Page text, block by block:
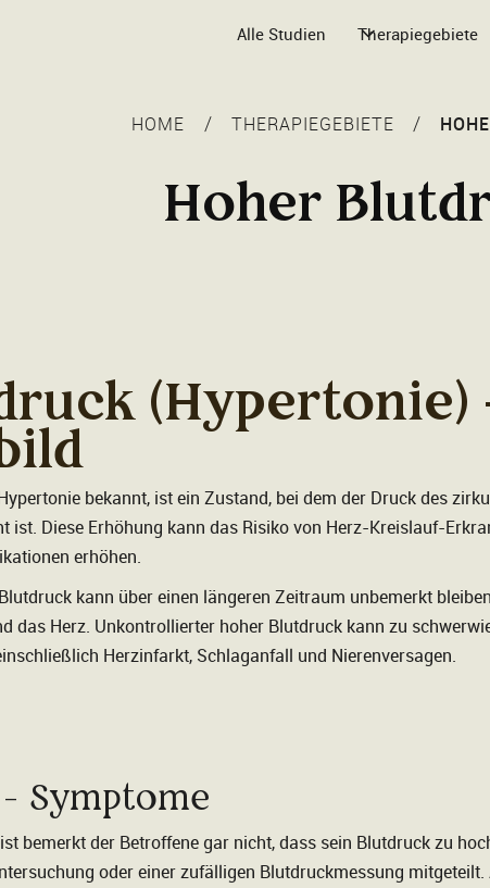
Alle Studien Therapiegebiete
HOME / THERAPIEGEBIETE /
Hoher
(Hypertonie)
bekannt, ist ein Zustand, bei dem der Druck des
ist. Diese Erhöhung kann das Risiko von Herz-Kreislauf-
erhöhen.
kann über einen längeren Zeitraum unbemerkt
das Herz. Unkontrollierter hoher Blutdruck kann zu
Herzinfarkt, Schlaganfall und Nierenversagen.
Symptome
bemerkt der Betroffene gar nicht, dass sein Blutdruck zu
oder einer zufälligen Blutdruckmessung mitgeteilt.